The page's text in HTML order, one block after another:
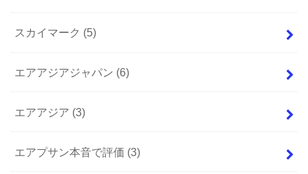
スカイマーク (5)
エアアジアジャパン (6)
エアアジア (3)
エアプサン本音で評価 (3)